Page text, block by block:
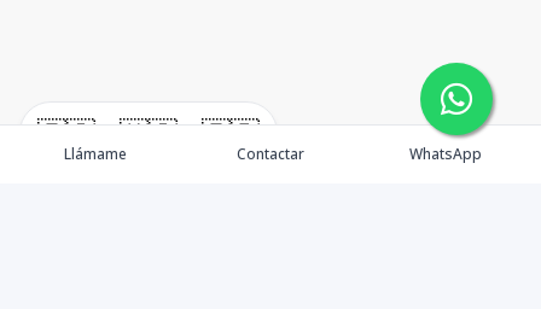
🇪🇸 🇺🇸 🇫🇷
Llámame Contactar WhatsApp